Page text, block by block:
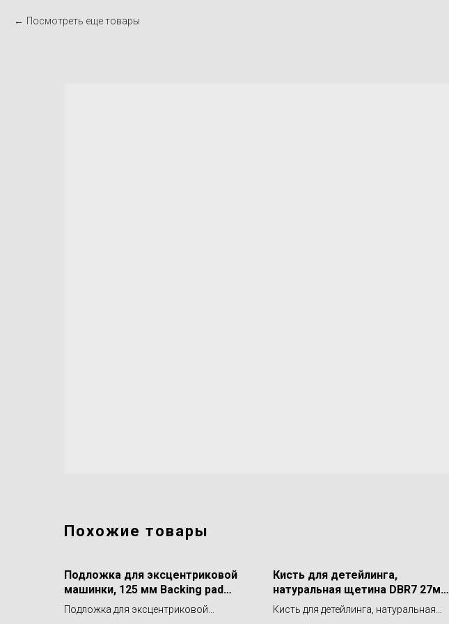
Посмотреть еще товары
Похожие товары
Подложка для эксцентриковой
машинки, 125 мм Backing pad
125DA Shine Systems
Подложка для эксцентриковой
Кисть для детейлинга,
натуральная щетина DBR7 27мм.
LERATON
Кисть для детейлинга, натуральная